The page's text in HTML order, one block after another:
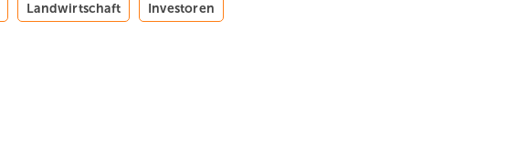
Landwirtschaft Investoren